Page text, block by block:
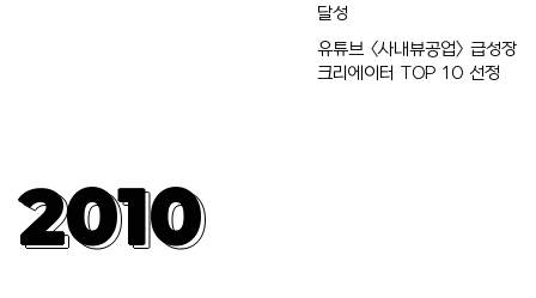
달성
유튜브 <사내뷰공업> 급성장
크리에이터 TOP 10 선정
2010
2010